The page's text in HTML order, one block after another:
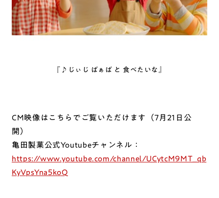
『♪じぃじ ばぁば と 食べたいな』
CM映像はこちらでご覧いただけます（7月21日公
開）
亀田製菓公式Youtubeチャンネル：
https://www.youtube.com/channel/UCytcM9MT_qb
KyVpsYna5koQ